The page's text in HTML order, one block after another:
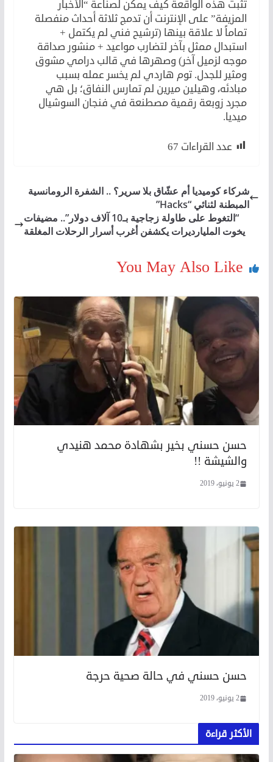
تثبت هذه الواقعة كيف يمكن لصناعة “الأخبار
المزيفة” على الإنترنت أن تدمج ثلاثة أحداث منفصلة
تماماً لا علاقة بينها (ترشيح فني لم يكتمل +
استبدال ممثل بآخر لتضارب مواعيد + منشور صداقة
موجه لزميل آخر) وصهرها في قالب درامي مشوق
ومثير للجدل. توم هاردي لم يخسر عمله بسبب
مبادئه، وهيلين ميرين لم تمارس النفاق؛ بل هي
مجرد زوبعة رقمية مصطنعة في فنجان السوشيال
ميديا.
عدد القراءات 67
شركاء كوميديا أم عشّاق بلا سرير؟ .. الشفرة الرومانسية
المبطنة لثنائي “Hacks”
“التغوط على طاولة زجاجية بـ10 آلاف دولار”.. مضيفات
يخوت المليارديرات يكشفن أغرب أسرار الرحلات المغلقة
You May Also Like
حسن حسني بخير بشهادة محمد هنيدي
والشيشة !!
2 يونيو، 2019
حسن حسني في حالة صحية حرجة
2 يونيو، 2019
الأكثر قراءة